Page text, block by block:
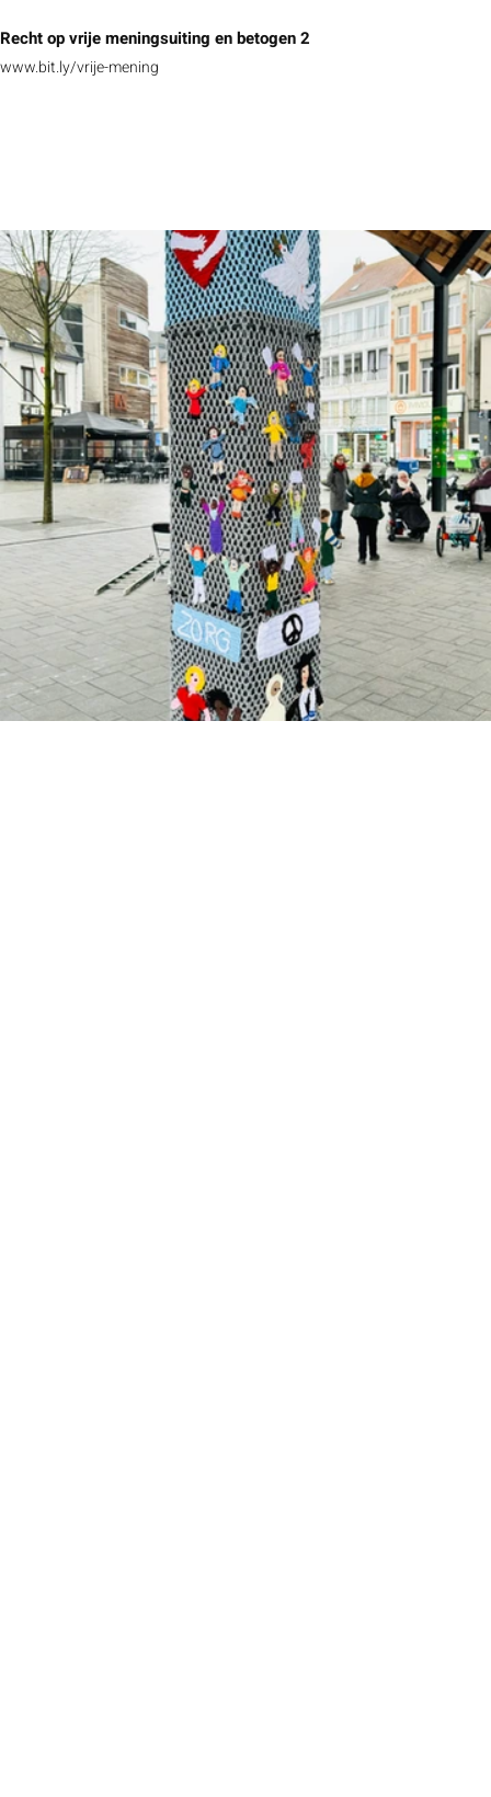
Recht op vrije meningsuiting en betogen 2
www.bit.ly/vrije-mening